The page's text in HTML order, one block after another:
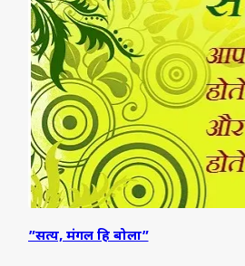
”सत्य, मंगल हि बोला”